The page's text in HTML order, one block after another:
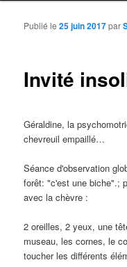
Invité
Publié le25 juin 2017par
Géraldine, la
chevreuil empaillé…
Séance d'observation
forêt: "c'est une biche".;
avec la chèvre :
2 oreilles, 2 yeux, une
museau, les cornes, le
toucher les différents